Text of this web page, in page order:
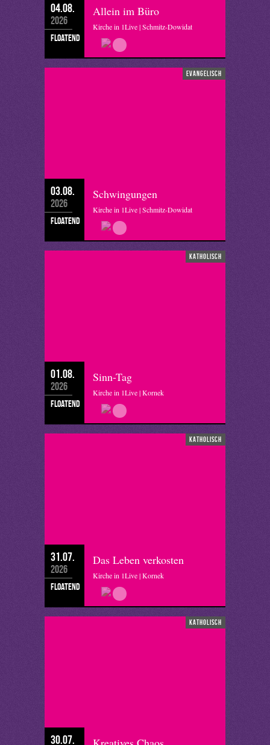
04.08.
2026
floatend
Allein im Büro
Kirche in 1Live | Schmitz-Dowidat
evangelisch
03.08.
2026
floatend
Schwingungen
Kirche in 1Live | Schmitz-Dowidat
katholisch
01.08.
2026
floatend
Sinn-Tag
Kirche in 1Live | Kornek
katholisch
31.07.
2026
floatend
Das Leben verkosten
Kirche in 1Live | Kornek
katholisch
30.07.